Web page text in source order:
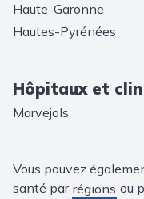
Haute-Garonne
Hautes-Pyrénées
Hôpitaux et
Marvejols
Vous pouvez
santé par régions ou